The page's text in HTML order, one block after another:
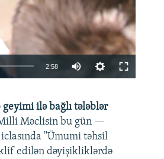
2:58
360p
480p
720p
ilə bağlı tələblər
Məclisin bu gün —
"Ümumi təhsil
edilən dəyişikliklərdə